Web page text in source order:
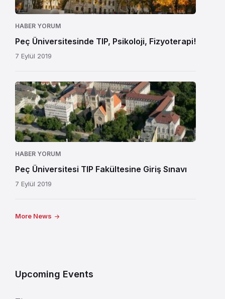
HABER YORUM
Peç Üniversitesinde TIP, Psikoloji, Fizyoterapi!
7 Eylül 2019
HABER YORUM
Peç Üniversitesi TIP Fakültesine Giriş Sınavı
7 Eylül 2019
More News
Upcoming Events